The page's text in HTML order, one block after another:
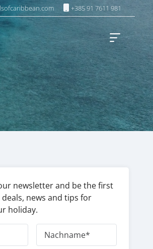
+385 91 7611 981
newsletter and be the first
news and tips for
holiday.